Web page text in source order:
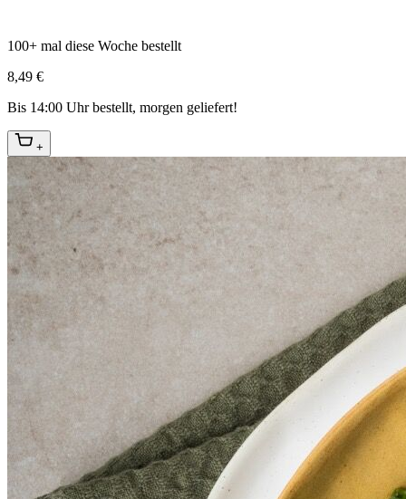
100+ mal diese Woche bestellt
8,49 €
Bis 14:00 Uhr bestellt, morgen geliefert!
+